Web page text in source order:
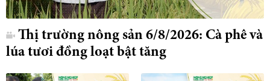
Thị trường nông sản 6/8/2026: Cà phê và
lúa tươi đồng loạt bật tăng